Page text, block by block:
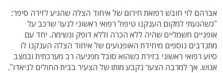
אברהם לוי חובש רפואת חירום של איחוד הצלה שהגיע לזירה סיפר:
"כשהגעתי למקום הענקנו טיפול רפואי ראשוני לנער שרכב על
אופניים חשמליים שהיה ללא הכרה וללא דופק ונשימה. יחד עם
מתנדבים נוספים מיחידת האופנועים של איחוד הצלה הענקנו לו
סיוע רפואי ראשוני בזירת כשהוא סובל מפגיעה רב מערכתית ובמצב
אנוש. אך למרבה הצער נקבע מותו של הצעיר בבית החולים לניאדו".